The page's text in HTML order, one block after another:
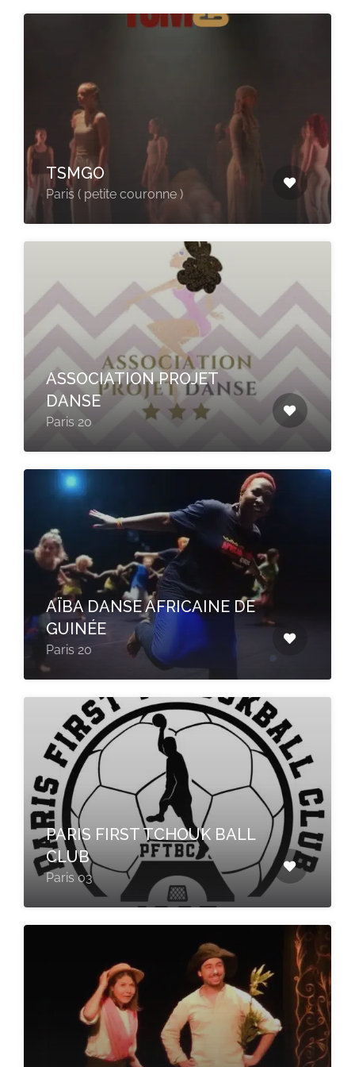
TSMGO
Paris ( petite couronne )
ASSOCIATION PROJET
DANSE
Paris 20
AÏBA DANSE AFRICAINE DE
GUINÉE
Paris 20
PARIS FIRST TCHOUK BALL
CLUB
Paris 03